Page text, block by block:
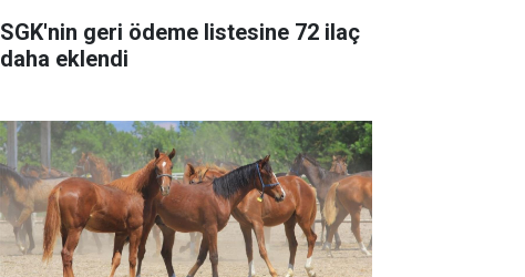
SGK'nin geri ödeme listesine 72 ilaç
daha eklendi